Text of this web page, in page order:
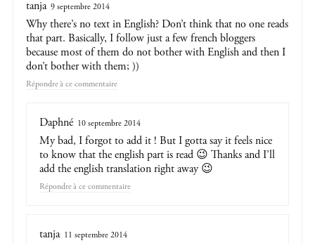
tanja 9 septembre 2014
Why there’s no text in English? Don’t think that no one reads
that part. Basically, I follow just a few french bloggers
because most of them do not bother with English and then I
don’t bother with them; ))
Répondre
Daphné 10 septembre 2014
My bad, I forgot to add it ! But I gotta say it feels nice
to know that the english part is read 😉 Thanks and I’ll
add the english translation right away 😉
Répondre
tanja 11 septembre 2014